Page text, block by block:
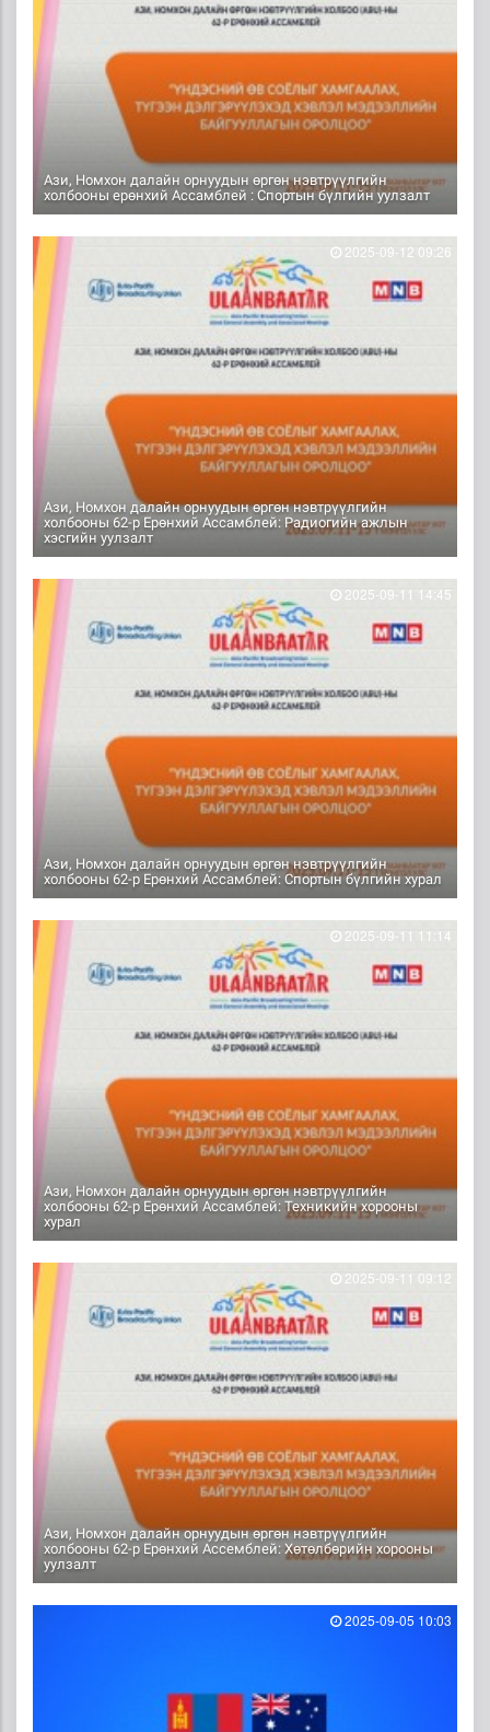
Ази, Номхон далайн орнуудын өргөн нэвтрүүлгийн
холбооны ерөнхий Ассамблей : Спортын бүлгийн уулзалт
Ази, Номхон далайн орнуудын өргөн нэвтрүүлгийн
холбооны 62-р Ерөнхий Ассамблей: Радиогийн ажлын
хэсгийн уулзалт
2025-09-12 09:26
Ази, Номхон далайн орнуудын өргөн нэвтрүүлгийн
холбооны 62-р Ерөнхий Ассамблей: Спортын бүлгийн хурал
2025-09-11 14:45
Ази, Номхон далайн орнуудын өргөн нэвтрүүлгийн
холбооны 62-р Ерөнхий Ассамблей: Техникийн хорооны
хурал
2025-09-11 11:14
Ази, Номхон далайн орнуудын өргөн нэвтрүүлгийн
холбооны 62-р Ерөнхий Ассемблей: Хөтөлбөрийн хорооны
уулзалт
2025-09-11 09:12
2025-09-05 10:03